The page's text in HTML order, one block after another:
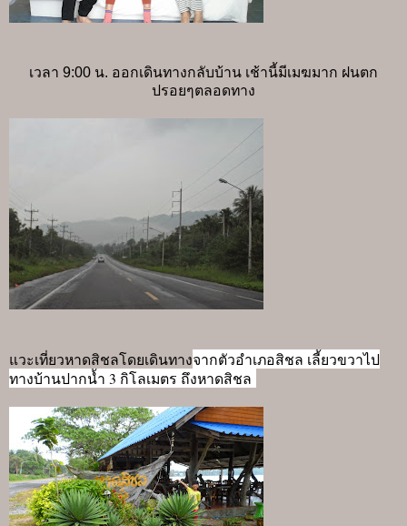
เวลา 9:00 น. ออกเดินทางกลับบ้าน เช้านี้มีเมฆมาก ฝนตก
ปรอยๆตลอดทาง
แวะเที่ยวหาดสิชลโดยเดินทางจากตัวอำเภอสิชล เลี้ยวขวาไป
ทางบ้านปากน้ำ 3 กิโลเมตร ถึงหาดสิชล